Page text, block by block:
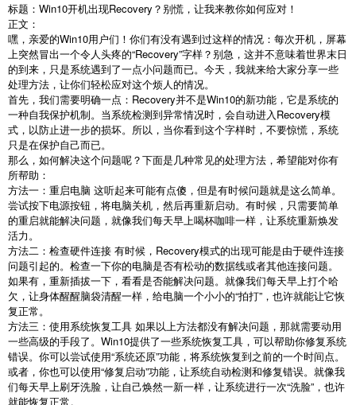
标题：Win10开机出现Recovery？别慌，让我来教你如何应对！
正文：
嘿，亲爱的Win10用户们！你们有没有遇到过这样的情况：每次开机，屏幕
上突然冒出一个令人头疼的“Recovery”字样？别急，这并不意味着世界末日
的到来，只是系统遇到了一点小问题而已。今天，我就来给大家分享一些
处理方法，让你们轻松应对这个烦人的情况。
首先，我们需要明确一点：Recovery并不是Win10的新功能，它是系统的
一种自我保护机制。当系统检测到异常情况时，会自动进入Recovery模
式，以防止进一步的损坏。所以，当你看到这个字样时，不要惊慌，系统
只是在保护自己而已。
那么，如何解决这个问题呢？下面是几种常见的处理方法，希望能对你有
所帮助：
方法一：重启电脑 这听起来可能有点傻，但是有时候问题就是这么简单。
尝试按下电源按钮，将电脑关机，然后再重新启动。有时候，只需要简单
的重启就能解决问题，就像我们每天早上喝杯咖啡一样，让系统重新焕发
活力。
方法二：检查硬件连接 有时候，Recovery模式的出现可能是由于硬件连接
问题引起的。检查一下你的电脑是否有松动的数据线或者其他连接问题。
如果有，重新插拔一下，看看是否能解决问题。就像我们每天早上打个哈
欠，让身体醒醒脑袋清醒一样，给电脑一个小小的“拍打”，也许就能让它恢
复正常。
方法三：使用系统恢复工具 如果以上方法都没有解决问题，那就需要动用
一些高级的手段了。Win10提供了一些系统恢复工具，可以帮助你修复系统
错误。你可以尝试使用“系统还原”功能，将系统恢复到之前的一个时间点。
或者，你也可以使用“修复启动”功能，让系统自动检测和修复错误。就像我
们每天早上刷牙洗脸，让自己焕然一新一样，让系统进行一次“洗脸”，也许
就能恢复正常。